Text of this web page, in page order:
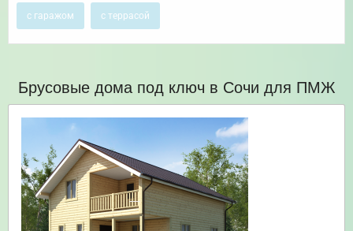
с гаражом с террасой
Брусовые дома под ключ в Сочи для ПМЖ